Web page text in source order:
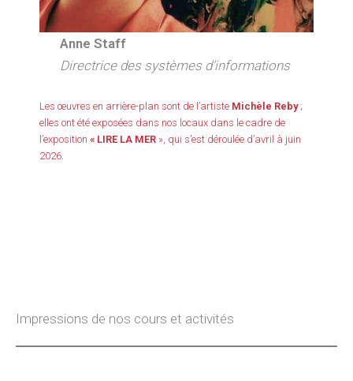
Anne Staff
Directrice des systèmes d’informations
Les œuvres en arrière-plan sont de l’artiste Michèle Reby ;
elles ont été exposées dans nos locaux dans le cadre de
l’exposition « LIRE LA MER », qui s’est déroulée d’avril à juin
2026.
Impressions de nos cours et activités